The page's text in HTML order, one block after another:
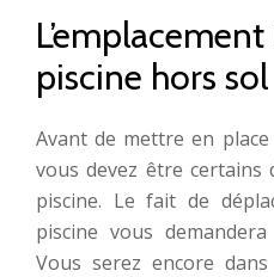
piscine hors sol
Avant de mettre en
vous devez être
piscine. Le fait de
piscine vous
Vous serez encore